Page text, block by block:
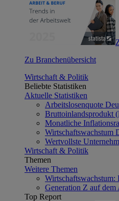
Zu Branchenübersicht
Wirtschaft & Politik
Beliebte Statistiken
Aktuelle Statistiken
Arbeitslosenquote
Bruttoinlandsprodukt
Monatliche
Wirtschaftswachstum
Wertvollste
Wirtschaft & Politik
Themen
Weitere Themen
Wirtschaftswachstum:
Generation Z auf
Top Report